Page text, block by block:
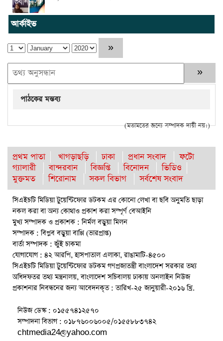
আর্কাইভ
পাঠকের মন্তব্য
(মতামতের জন্যে সম্পাদক দায়ী নয়।)
প্রথম পাতা খাগড়াছড়ি ঢাকা প্রধান সংবাদ
ফটো
গ্যালারী
বান্দরবান বিজ্ঞপ্তি বিনোদন
ভিডিও
মুক্তমত
শিরোনাম সকল বিভাগ সর্বশেষ সংবাদ
সিএইচটি মিডিয়া টুয়েন্টিফোর ডটকম এর কোনো লেখা বা ছবি অনুমতি ছাড়া
নকল করা বা অন্য কোথাও প্রকাশ করা সম্পূর্ণ বেআইনি
মুখ্য সম্পাদক ও প্রকাশক : নির্মল বড়ুয়া মিলন
সম্পাদক : বিপ্লব বড়ুয়া বাপ্পি (ভারপ্রাপ্ত)
বার্তা সম্পাদক : জুঁই চাকমা
যোগাযোগ : ৪২ আরপি, হাসপাতাল এলাকা, রাঙামাটি-৪৫০০
সিএইচটি মিডিয়া টুয়েন্টিফোর ডটকম গণপ্রজাতন্ত্রী বাংলাদেশ সরকার তথ্য
অধিদফতর তথ্য মন্ত্রনালয়, বাংলাদেশ সচিবালয় ঢাকায় অনলাইন নিউজ
প্রকাশনার নিবন্ধনের জন্য আবেদনকৃত : তারিখ-২৫ জানুয়ারী-২০১৬ খ্রি.
নিউজ ডেস্ক : ০১৫৫৭৪১২৫৭০
সম্পাদনা বিভাগ : ০১৮৭৬০০৬০০৫/০১৫৫৮৮৩৭৪২
chtmedia24@yahoo.com